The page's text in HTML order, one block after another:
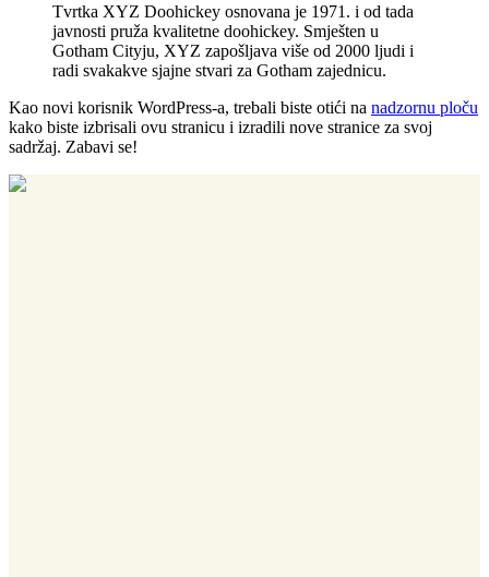
Tvrtka XYZ Doohickey osnovana je 1971. i od tada
javnosti pruža kvalitetne doohickey. Smješten u
Gotham Cityju, XYZ zapošljava više od 2000 ljudi i
radi svakakve sjajne stvari za Gotham zajednicu.
Kao novi korisnik WordPress-a, trebali biste otići na nadzornu ploču
kako biste izbrisali ovu stranicu i izradili nove stranice za svoj
sadržaj. Zabavi se!